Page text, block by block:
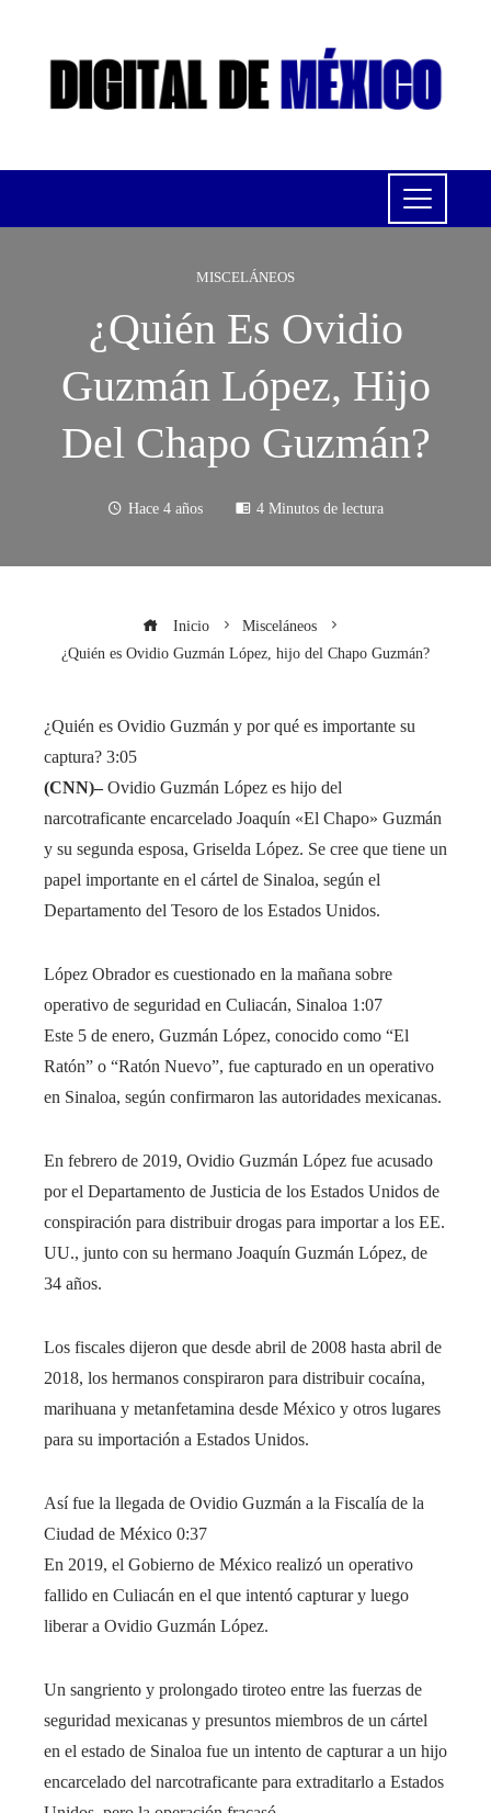
MISCELÁNEOS
¿Quién Es Ovidio
Guzmán López, Hijo
Del Chapo Guzmán?
Hace 4 años 4 Minutos de lectura
Inicio
Misceláneos
¿Quién es Ovidio Guzmán López, hijo del Chapo Guzmán?
¿Quién es Ovidio Guzmán y por qué es importante su
captura? 3:05
(CNN)– Ovidio Guzmán López es hijo del
narcotraficante encarcelado Joaquín «El Chapo» Guzmán
y su segunda esposa, Griselda López. Se cree que tiene un
papel importante en el cártel de Sinaloa, según el
Departamento del Tesoro de los Estados Unidos.
López Obrador es cuestionado en la mañana sobre
operativo de seguridad en Culiacán, Sinaloa 1:07
Este 5 de enero, Guzmán López, conocido como “El
Ratón” o “Ratón Nuevo”, fue capturado en un operativo
en Sinaloa, según confirmaron las autoridades mexicanas.
En febrero de 2019, Ovidio Guzmán López fue acusado
por el Departamento de Justicia de los Estados Unidos de
conspiración para distribuir drogas para importar a los EE.
UU., junto con su hermano Joaquín Guzmán López, de
34 años.
Los fiscales dijeron que desde abril de 2008 hasta abril de
2018, los hermanos conspiraron para distribuir cocaína,
marihuana y metanfetamina desde México y otros lugares
para su importación a Estados Unidos.
Así fue la llegada de Ovidio Guzmán a la Fiscalía de la
Ciudad de México 0:37
En 2019, el Gobierno de México realizó un operativo
fallido en Culiacán en el que intentó capturar y luego
liberar a Ovidio Guzmán López.
Un sangriento y prolongado tiroteo entre las fuerzas de
seguridad mexicanas y presuntos miembros de un cártel
en el estado de Sinaloa fue un intento de capturar a un hijo
encarcelado del narcotraficante para extraditarlo a Estados